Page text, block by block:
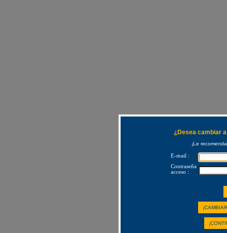
¿Desea cambiar
¡Le
E-mail :
Contraseña
acceso :